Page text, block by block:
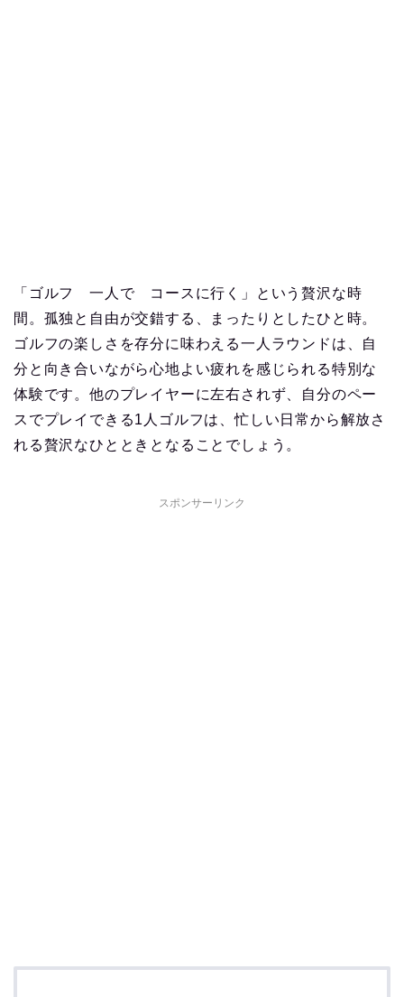
「ゴルフ 一人で コースに行く」という贅沢な時
間。孤独と自由が交錯する、まったりとしたひと時。
ゴルフの楽しさを存分に味わえる一人ラウンドは、自
分と向き合いながら心地よい疲れを感じられる特別な
体験です。他のプレイヤーに左右されず、自分のペー
スでプレイできる1人ゴルフは、忙しい日常から解放さ
れる贅沢なひとときとなることでしょう。
スポンサーリンク